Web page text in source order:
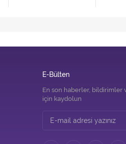
E-Bülten
En son haberler, bildirimler
için kaydolun